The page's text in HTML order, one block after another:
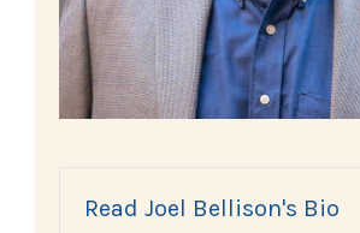
Read Joel Bellison's Bio